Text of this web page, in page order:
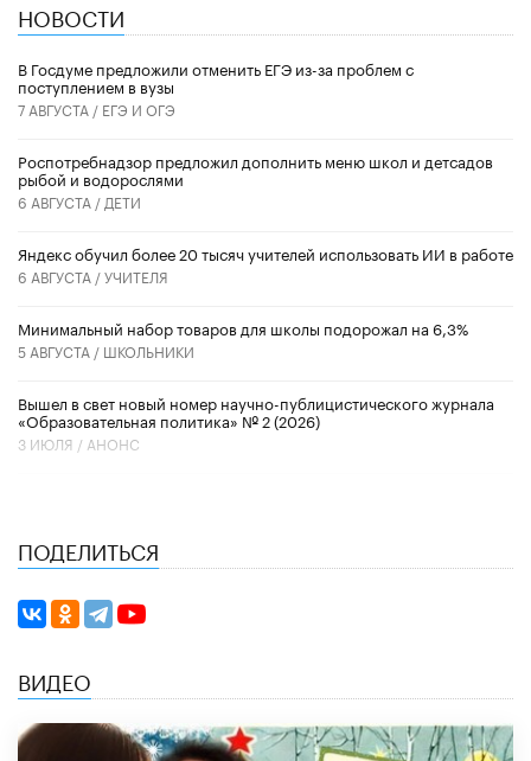
НОВОСТИ
В Госдуме предложили отменить ЕГЭ из-за проблем с
поступлением в вузы
7 АВГУСТА / ЕГЭ И ОГЭ
Роспотребнадзор предложил дополнить меню школ и детсадов
рыбой и водорослями
6 АВГУСТА / ДЕТИ
​Яндекс обучил более 20 тысяч учителей использовать ИИ в работе
6 АВГУСТА /УЧИТЕЛЯ
Минимальный набор товаров для школы подорожал на 6,3%
5 АВГУСТА / ШКОЛЬНИКИ
Вышел в свет новый номер научно-публицистического журнала
«Образовательная политика» № 2 (2026)
3 ИЮЛЯ / АНОНС
ПОДЕЛИТЬСЯ
ВИДЕО